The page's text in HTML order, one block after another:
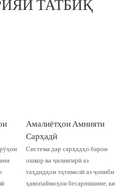
ТАТБИҚ
Амалиётҳои Амнияти
Сарҳадӣ
Система дар сарҳадҳо барои
ошкор ва ҷилавгирӣ аз
таҳдидҳои эҳтимолӣ аз ҷониби
ҳавопаймоҳои бесарнишине, ки